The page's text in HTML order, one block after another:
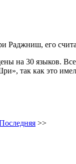
Раджниш, его
на 30 языков.
так как это
>>